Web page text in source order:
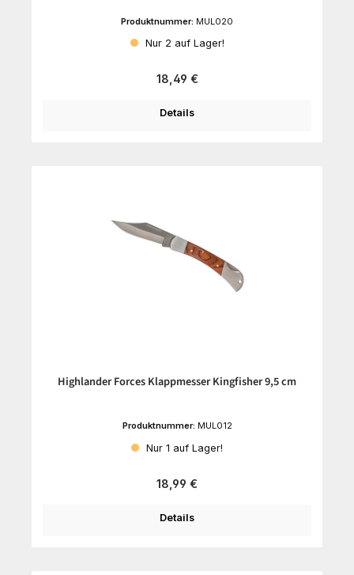
Produktnummer: MUL020
Nur 2 auf Lager!
Regulärer Preis:
18,49 €
Details
Highlander Forces Klappmesser Kingfisher 9,5 cm
Produktnummer: MUL012
Nur 1 auf Lager!
Regulärer Preis:
18,99 €
Details